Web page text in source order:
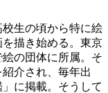
生の頃から特に絵
描き始める。東京
の団体に所属。そ
介され、毎年出
に掲載。そうして